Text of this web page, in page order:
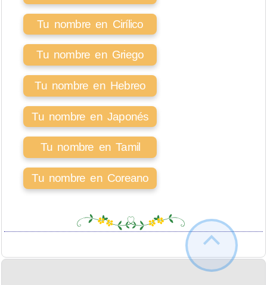
Tu nombre en Cirílico
Tu nombre en Griego
Tu nombre en Hebreo
Tu nombre en Japonés
Tu nombre en Tamil
Tu nombre en Coreano